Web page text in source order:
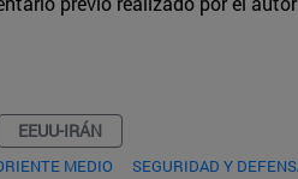
EEUU-IRÁN
MEDIO SEGURIDAD Y